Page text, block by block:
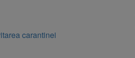
carantinei